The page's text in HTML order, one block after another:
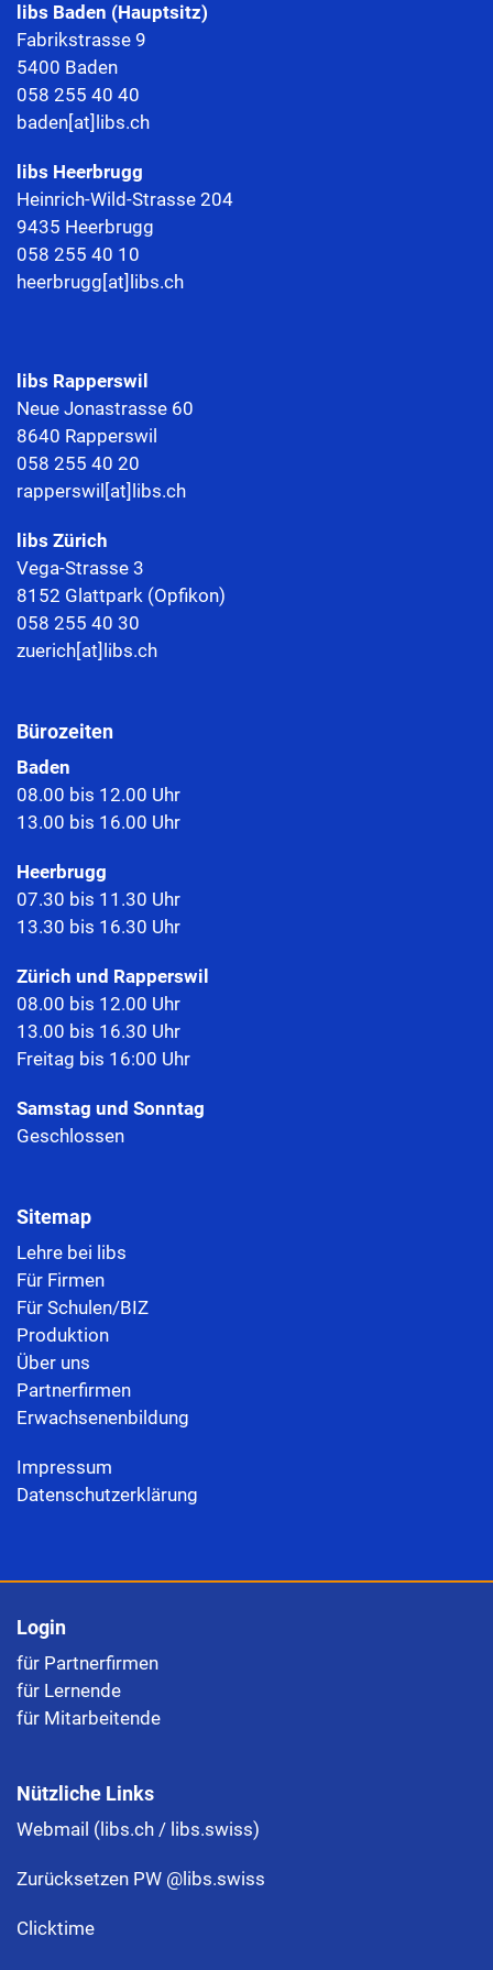
libs Baden (Hauptsitz)
Fabrikstrasse 9
5400 Baden
058 255 40 40
baden[at]libs.ch
libs Heerbrugg
Heinrich-Wild-Strasse 204
9435 Heerbrugg
058 255 40 10
heerbrugg[at]libs.ch
libs Rapperswil
Neue Jonastrasse 60
8640 Rapperswil
058 255 40 20
rapperswil[at]libs.ch
libs Zürich
Vega-Strasse 3
8152 Glattpark (Opfikon)
058 255 40 30
zuerich[at]libs.ch
Bürozeiten
Baden
08.00 bis 12.00 Uhr
13.00 bis 16.00 Uhr
Heerbrugg
07.30 bis 11.30 Uhr
13.30 bis 16.30 Uhr
Zürich und Rapperswil
08.00 bis 12.00 Uhr
13.00 bis 16.30 Uhr
Freitag bis 16:00 Uhr
Samstag und Sonntag
Geschlossen
Sitemap
Lehre bei libs
Für Firmen
Für Schulen/BIZ
Produktion
Über uns
Partnerfirmen
Erwachsenenbildung
Impressum
Datenschutzerklärung
Login
für Partnerfirmen
für Lernende
für Mitarbeitende
Nützliche Links
Webmail (libs.ch / libs.swiss)
Zurücksetzen PW @libs.swiss
Clicktime